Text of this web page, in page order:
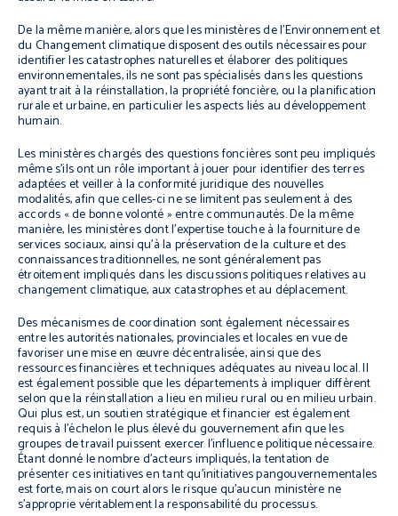
De la même manière, alors que les ministères de l’Environnement et
du Changement climatique disposent des outils nécessaires pour
identifier les catastrophes naturelles et élaborer des politiques
environnementales, ils ne sont pas spécialisés dans les questions
ayant trait à la réinstallation, la propriété foncière, ou la planification
rurale et urbaine, en particulier les aspects liés au développement
humain.
Les ministères chargés des questions foncières sont peu impliqués
même s’ils ont un rôle important à jouer pour identifier des terres
adaptées et veiller à la conformité juridique des nouvelles
modalités, afin que celles-ci ne se limitent pas seulement à des
accords « de bonne volonté » entre communautés. De la même
manière, les ministères dont l’expertise touche à la fourniture de
services sociaux, ainsi qu’à la préservation de la culture et des
connaissances traditionnelles, ne sont généralement pas
étroitement impliqués dans les discussions politiques relatives au
changement climatique, aux catastrophes et au déplacement.
Des mécanismes de coordination sont également nécessaires
entre les autorités nationales, provinciales et locales en vue de
favoriser une mise en œuvre décentralisée, ainsi que des
ressources financières et techniques adéquates au niveau local. Il
est également possible que les départements à impliquer diffèrent
selon que la réinstallation a lieu en milieu rural ou en milieu urbain.
Qui plus est, un soutien stratégique et financier est également
requis à l’échelon le plus élevé du gouvernement afin que les
groupes de travail puissent exercer l’influence politique nécessaire.
Étant donné le nombre d’acteurs impliqués, la tentation de
présenter ces initiatives en tant qu’initiatives pangouvernementales
est forte, mais on court alors le risque qu’aucun ministère ne
s’approprie véritablement la responsabilité du processus.